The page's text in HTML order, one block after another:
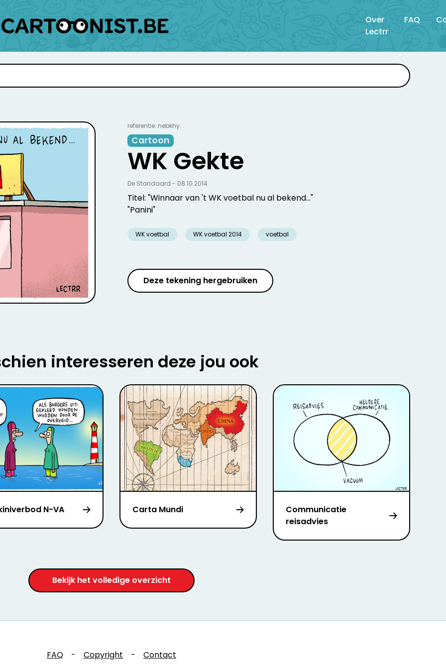
Over
Lectrr
FAQ
referentie: nebkhy
Cartoon
WK Gekte
Titel: "Winnaar van 't WK voetbal nu al bekend..."
"Panini"
WK voetbal WK voetbal 2014 voetbal
De Standaard - 08.10.2014
Deze tekening hergebruiken
interesseren deze jou ook
N-VA Carta Mundi
Communicatie
reisadvies
Bekijk het volledige overzicht
FAQ - Copyright - Contact